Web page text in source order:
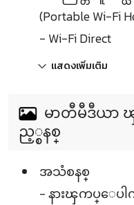
(Portable Wi-Fi
- Wi-Fi Direct
แสดงเพิ่มเติม
မာတီမီဒီယာ
ည့္စနစ္
အသံစနစ္
- နားၾကပ္ေပ